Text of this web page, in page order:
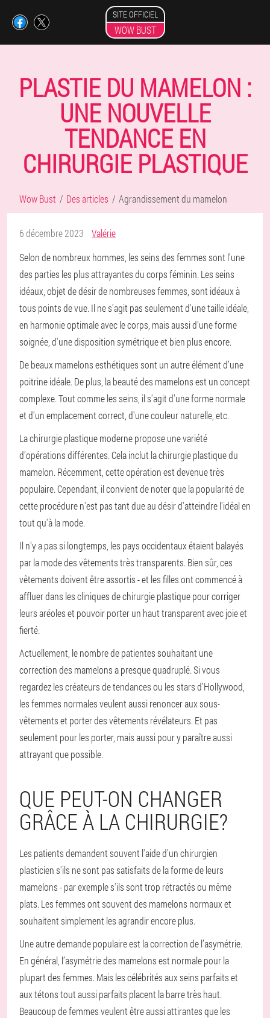
SITE OFFICIEL
WOW BUST
PLASTIE DU MAMELON :
UNE NOUVELLE
TENDANCE EN
CHIRURGIE PLASTIQUE
Wow Bust Des articles Agrandissement du mamelon
6 décembre 2023
Valérie
Selon de nombreux hommes, les seins des femmes sont l’une
des parties les plus attrayantes du corps féminin. Les seins
idéaux, objet de désir de nombreuses femmes, sont idéaux à
tous points de vue. Il ne s'agit pas seulement d'une taille idéale,
en harmonie optimale avec le corps, mais aussi d'une forme
soignée, d'une disposition symétrique et bien plus encore.
De beaux mamelons esthétiques sont un autre élément d’une
poitrine idéale. De plus, la beauté des mamelons est un concept
complexe. Tout comme les seins, il s'agit d'une forme normale
et d'un emplacement correct, d'une couleur naturelle, etc.
La chirurgie plastique moderne propose une variété
d’opérations différentes. Cela inclut la chirurgie plastique du
mamelon. Récemment, cette opération est devenue très
populaire. Cependant, il convient de noter que la popularité de
cette procédure n'est pas tant due au désir d'atteindre l'idéal en
tout qu'à la mode.
Il n’y a pas si longtemps, les pays occidentaux étaient balayés
par la mode des vêtements très transparents. Bien sûr, ces
vêtements doivent être assortis - et les filles ont commencé à
affluer dans les cliniques de chirurgie plastique pour corriger
leurs aréoles et pouvoir porter un haut transparent avec joie et
fierté.
Actuellement, le nombre de patientes souhaitant une
correction des mamelons a presque quadruplé. Si vous
regardez les créateurs de tendances ou les stars d’Hollywood,
les femmes normales veulent aussi renoncer aux sous-
vêtements et porter des vêtements révélateurs. Et pas
seulement pour les porter, mais aussi pour y paraître aussi
attrayant que possible.
QUE PEUT-ON CHANGER
GRÂCE À LA CHIRURGIE?
Les patients demandent souvent l'aide d'un chirurgien
plasticien s'ils ne sont pas satisfaits de la forme de leurs
mamelons - par exemple s'ils sont trop rétractés ou même
plats. Les femmes ont souvent des mamelons normaux et
souhaitent simplement les agrandir encore plus.
Une autre demande populaire est la correction de l’asymétrie.
En général, l’asymétrie des mamelons est normale pour la
plupart des femmes. Mais les célébrités aux seins parfaits et
aux tétons tout aussi parfaits placent la barre très haut.
Beaucoup de femmes veulent être aussi attirantes que les